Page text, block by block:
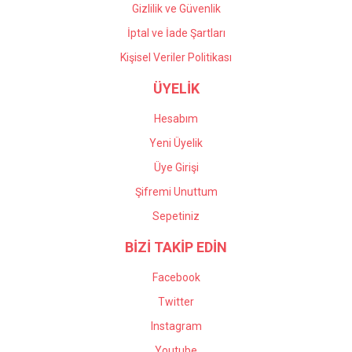
Gizlilik ve Güvenlik
İptal ve İade Şartları
Kişisel Veriler Politikası
ÜYELİK
Hesabım
Yeni Üyelik
Üye Girişi
Şifremi Unuttum
Sepetiniz
BİZİ TAKİP EDİN
Facebook
Twitter
Instagram